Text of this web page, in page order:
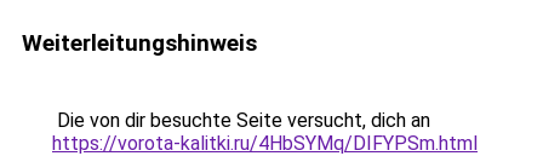
Weiterleitungshinweis
Die von dir besuchte Seite versucht, dich an
https://vorota-kalitki.ru/4HbSYMq/DIFYPSm.html